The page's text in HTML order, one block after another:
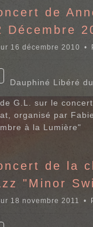
de
Décembre
16 décembre 2010
Dauphiné Libéré
G.L. sur le
organisé par
à la Lumière"
de la
"Minor
18 novembre 2011